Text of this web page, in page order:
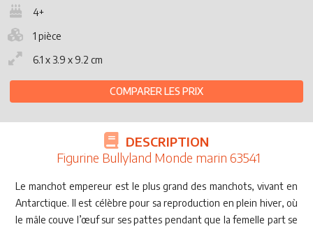
4+
1 pièce
6.1 x 3.9 x 9.2 cm
COMPARER LES PRIX
DESCRIPTION
Figurine Bullyland Monde marin 63541
Le manchot empereur est le plus grand des manchots, vivant en
Antarctique. Il est célèbre pour sa reproduction en plein hiver, où
le mâle couve l’œuf sur ses pattes pendant que la femelle part se